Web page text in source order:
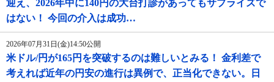
迎え、2026年中に140円の大台打診があってもサプライズで
はない！ 今回の介入は成功…
2026年07月31日(金)14:50公開
米ドル/円が165円を突破するのは難しいとみる！ 金利差で
考えれば近年の円安の進行は異例で、正当化できない。日